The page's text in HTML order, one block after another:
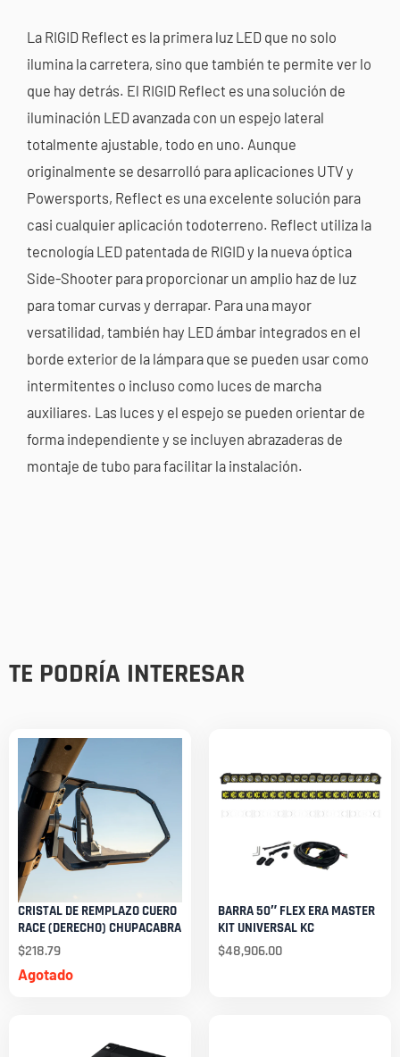
La RIGID Reflect es la primera luz LED que no solo
ilumina la carretera, sino que también te permite ver lo
que hay detrás. El RIGID Reflect es una solución de
iluminación LED avanzada con un espejo lateral
totalmente ajustable, todo en uno. Aunque
originalmente se desarrolló para aplicaciones UTV y
Powersports, Reflect es una excelente solución para
casi cualquier aplicación todoterreno. Reflect utiliza la
tecnología LED patentada de RIGID y la nueva óptica
Side-Shooter para proporcionar un amplio haz de luz
para tomar curvas y derrapar. Para una mayor
versatilidad, también hay LED ámbar integrados en el
borde exterior de la lámpara que se pueden usar como
intermitentes o incluso como luces de marcha
auxiliares. Las luces y el espejo se pueden orientar de
forma independiente y se incluyen abrazaderas de
montaje de tubo para facilitar la instalación.
TE PODRÍA INTERESAR
Agotado
CRISTAL DE REMPLAZO CUERO
RACE (DERECHO) CHUPACABRA
$218.79
BARRA 50″ FLEX ERA MASTER
KIT UNIVERSAL KC
$48,906.00